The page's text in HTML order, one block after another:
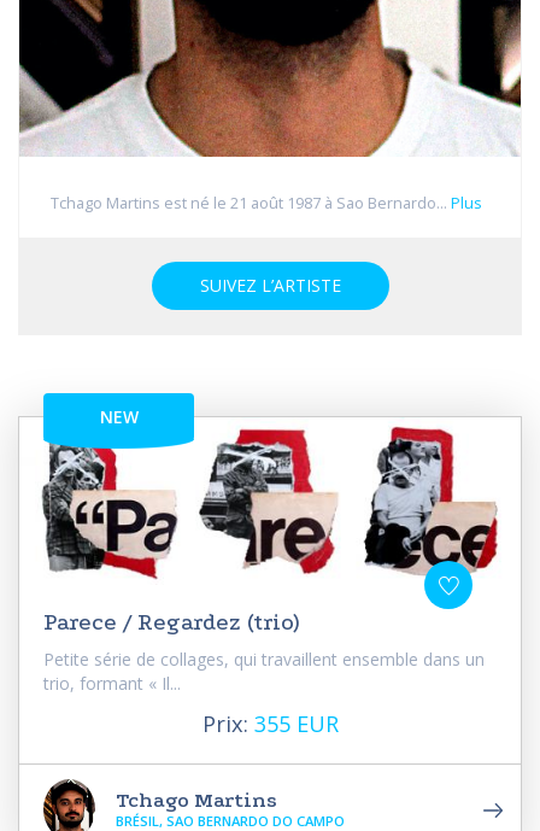
Tchago Martins est né le 21 août 1987 à Sao Bernardo... Plus
SUIVEZ L’ARTISTE
NEW
Parece / Regardez (trio)
Petite série de collages, qui travaillent ensemble dans un
trio, formant « Il...
Prix: 355 EUR
Tchago Martins
BRÉSIL, SAO BERNARDO DO CAMPO